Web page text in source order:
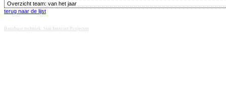
Overzicht team: van het jaar
terug naar de lijst
Database techniek: Sini Internet Projecten